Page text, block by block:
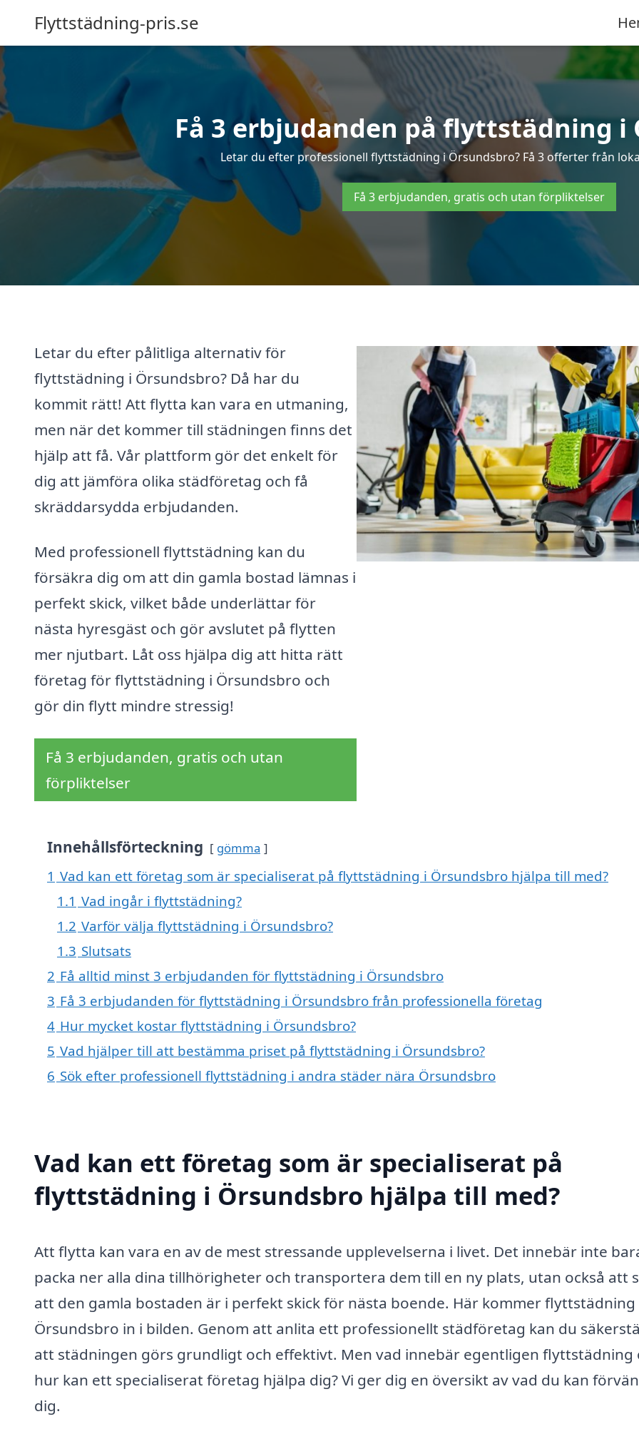
Flyttstädning-pris.se
Få 3 erbjudanden på flyttstädning i
Letar du efter professionell flyttstädning i Örsundsbro? Få 3 offerter från
Få 3 erbjudanden, gratis och utan förpliktelser
Letar du efter pålitliga alternativ för
flyttstädning i Örsundsbro? Då har du
kommit rätt! Att flytta kan vara en utmaning,
men när det kommer till städningen finns det
hjälp att få. Vår plattform gör det enkelt för
dig att jämföra olika städföretag och få
skräddarsydda erbjudanden.
Med professionell flyttstädning kan du
försäkra dig om att din gamla bostad lämnas i
perfekt skick, vilket både underlättar för
nästa hyresgäst och gör avslutet på flytten
mer njutbart. Låt oss hjälpa dig att hitta rätt
företag för flyttstädning i Örsundsbro och
gör din flytt mindre stressig!
Få 3 erbjudanden, gratis och utan
förpliktelser
Innehållsförteckning gömma
1 Vad kan ett företag som är specialiserat på flyttstädning i Örsundsbro hjälpa till med?
1.1 Vad ingår i flyttstädning?
1.2 Varför välja flyttstädning i Örsundsbro?
1.3 Slutsats
2 Få alltid minst 3 erbjudanden för flyttstädning i Örsundsbro
3 Få 3 erbjudanden för flyttstädning i Örsundsbro från professionella företag
4 Hur mycket kostar flyttstädning i Örsundsbro?
5 Vad hjälper till att bestämma priset på flyttstädning i Örsundsbro?
6 Sök efter professionell flyttstädning i andra städer nära Örsundsbro
Vad kan ett företag som är specialiserat på
flyttstädning i Örsundsbro hjälpa till med?
Att flytta kan vara en av de mest stressande upplevelserna i livet. Det innebär inte
packa ner alla dina tillhörigheter och transportera dem till en ny plats, utan också att
att den gamla bostaden är i perfekt skick för nästa boende. Här kommer flyttstädning
Örsundsbro in i bilden. Genom att anlita ett professionellt städföretag kan du
att städningen görs grundligt och effektivt. Men vad innebär egentligen flyttstädning
hur kan ett specialiserat företag hjälpa dig? Vi ger dig en översikt av vad du kan
dig.